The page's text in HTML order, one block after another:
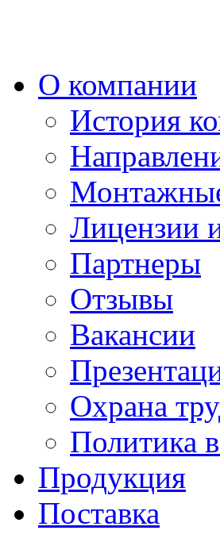
О компании
История
Лицензии
Партнеры
Отзывы
Вакансии
Охрана
Политика
Продукция
Поставка